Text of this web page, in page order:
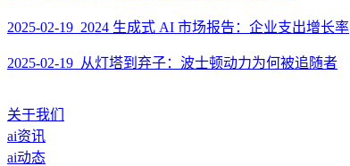
2025-02-19 2024 生成式 AI 市场报告：企业支出增长率
2025-02-19 从灯塔到弃子：波士顿动力为何被追随者
关于我们
ai资讯
ai动态